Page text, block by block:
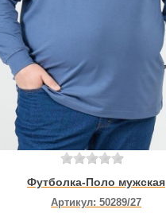
Футболка-Поло мужская
Артикул: 50289/27